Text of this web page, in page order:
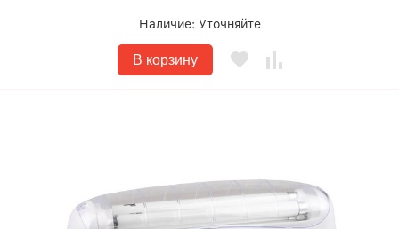
Наличие: Уточняйте
В корзину